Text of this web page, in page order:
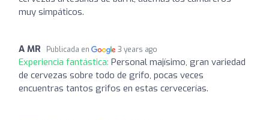
muy simpáticos.
A MR Publicada en 3 years ago
Experiencia fantástica: Personal majísimo, gran variedad
de cervezas sobre todo de grifo, pocas veces
encuentras tantos grifos en estas cervecerías.